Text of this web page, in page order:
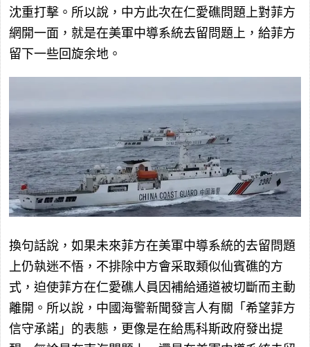
沈重打擊。所以說，中方此次在仁愛礁問題上對菲方
網開一面，就是在美軍中導系統去留問題上，給菲方
留下一些回旋余地。
換句話說，如果未來菲方在美軍中導系統的去留問題
上仍執迷不悟，不排除中方會采取類似仙賓礁的方
式，迫使菲方在仁愛礁人員因補給通道被切斷而主動
離開。所以說，中國海警新聞發言人有關「希望菲方
信守承諾」的表態，更像是在給馬科斯政府發出提